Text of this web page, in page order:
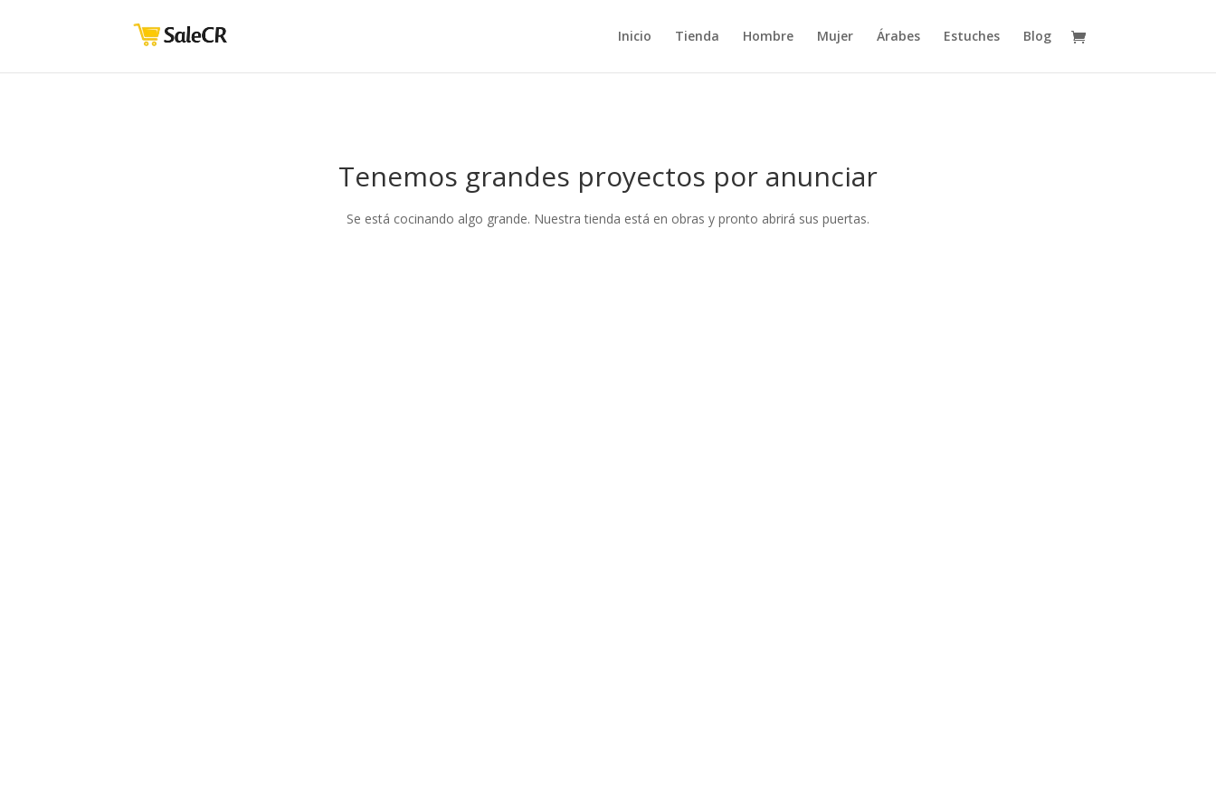
Inicio Tienda Hombre Mujer Árabes Estuches Blog
Tenemos grandes proyectos por anunciar
Se está cocinando algo grande. Nuestra tienda está en obras y pronto abrirá sus puertas.